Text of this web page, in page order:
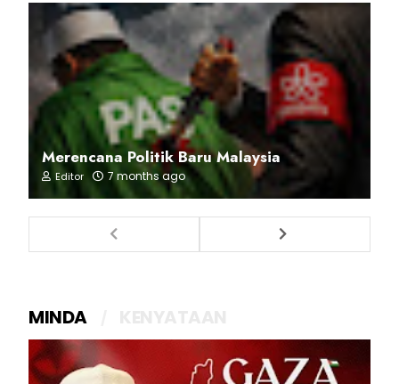
Merencana Politik Baru Malaysia
Editor 7 months ago
MINDA